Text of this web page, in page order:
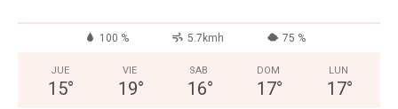
100 % 5.7kmh 75 %
JUE
15°
VIE
19°
SAB
16°
DOM
17°
LUN
17°